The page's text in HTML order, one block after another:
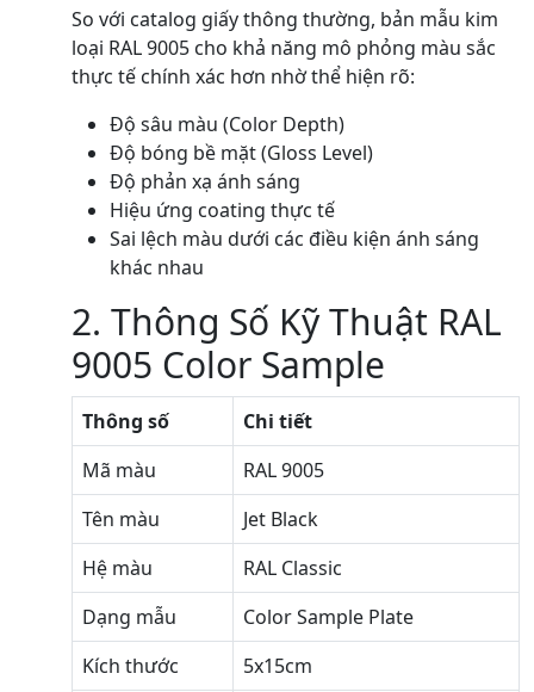
So với catalog giấy thông thường, bản mẫu kim
loại RAL 9005 cho khả năng mô phỏng màu sắc
thực tế chính xác hơn nhờ thể hiện rõ:
Độ sâu màu (Color Depth)
Độ bóng bề mặt (Gloss Level)
Độ phản xạ ánh sáng
Hiệu ứng coating thực tế
Sai lệch màu dưới các điều kiện ánh sáng
khác nhau
2. Thông Số Kỹ Thuật RAL
9005 Color Sample
Thông số
Chi tiết
Mã màu
RAL 9005
Tên màu
Jet Black
Hệ màu
RAL Classic
Dạng mẫu
Color Sample Plate
Kích thước
5x15cm